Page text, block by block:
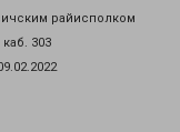
райисполком
303